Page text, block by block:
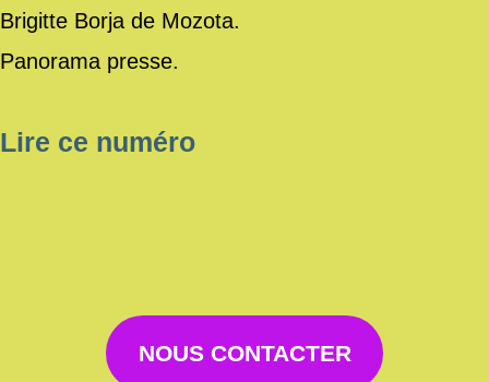
Brigitte Borja de Mozota.
Panorama presse.
Lire ce numéro
NOUS CONTACTER